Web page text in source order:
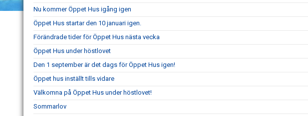
Nu kommer Öppet Hus igång igen
Öppet Hus startar den 10 januari igen.
Förändrade tider för Öppet Hus nästa vecka
Öppet Hus under höstlovet
Den 1 september är det dags för Öppet Hus igen!
Öppet hus inställt tills vidare
Välkomna på Öppet Hus under höstlovet!
Sommarlov